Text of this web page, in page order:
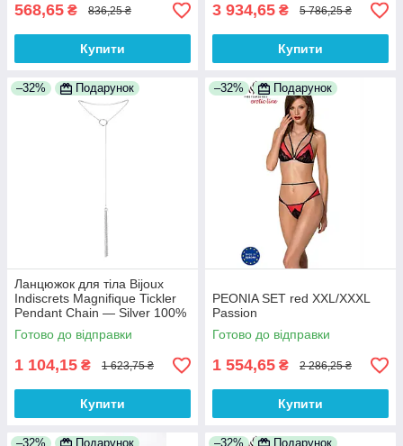
568,65 ₴ 836,25 ₴
Купити
3 934,65 ₴ 5 786,25 ₴
Купити
–32% Подарунок
Ланцюжок для тіла Bijoux
Indiscrets Magnifique Tickler
Pendant Chain — Silver 100%
Анонімності
Готово до відправки
1 104,15 ₴ 1 623,75 ₴
Купити
–32% Подарунок
PEONIA SET red XXL/XXXL
Passion
Готово до відправки
1 554,65 ₴ 2 286,25 ₴
Купити
–32% Подарунок –32% Подарунок